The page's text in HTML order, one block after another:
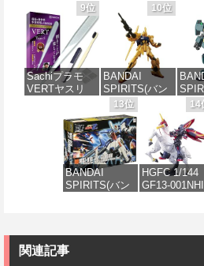
ルコン (ZBF)
色分け済み プ
ラキット
価格：¥8,336
色分け済みプ
ラモデル
価格：¥2,700
ダイ スピリッ
ツ) 30MM
xEXM-000 ゼ
ノヴァルト
1/144スケール
色分け済みプ
ラモデル
ダイ スピリッ
ツ) RG 機動戦
士ガンダム 逆
襲のシャア νガ
ンダム 1/144ス
ケール 色分け
済みプラモデ
ル
価格：¥4,848
ン
グ
ジ
ー
脂
み立
スチ
価
9位
Sachiプラモ
VERTヤスリ
開発】 超極細
ガラスヤスリ
５点セット ガ
ンプラ プラモ
デル ゲート処
理 模型 フィギ
価格：¥2,320
10位
BANDAI
SPIRITS(バン
ダイ スピリッ
ツ) HGUC 200
機動戦士Zガン
ダム 百式
1/144スケール
色分け済みプ
ラモデル
ダ
ツ)
世紀
ガン
パル
ケー
済み
ル
13位
BANDAI
SPIRITS(バン
ダム （機動戦
士ZZガンダ
14
HGFC 1/144
GF13-001NHII
ガンダム)
関連記事